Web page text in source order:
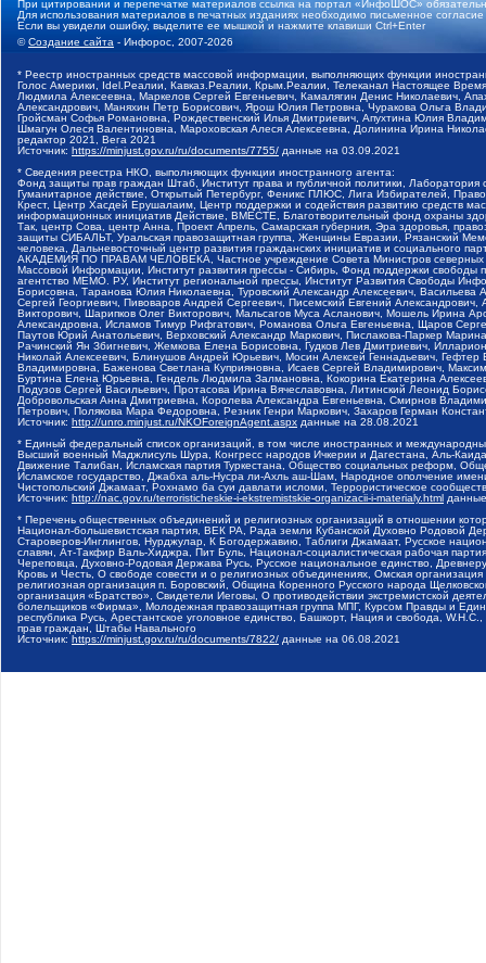
При цитировании и перепечатке материалов ссылка на портал «ИнфоШОС»
Для использования материалов в печатных изданиях необходимо письменное
Если вы увидели ошибку, выделите ее мышкой и нажмите клавиши Ctrl+Enter
©Создание сайта - Инфорос, 2007-2026
* Реестр иностранных средств массовой информации, выполняющих функции
Голос Америки, Idel.Реалии, Кавказ.Реалии, Крым.Реалии, Телеканал Настоящее
Людмила Алексеевна, Маркелов Сергей Евгеньевич, Камалягин Денис Николаевич,
Александрович, Маняхин Петр Борисович, Ярош Юлия Петровна, Чуракова Ольга
Гройсман Софья Романовна, Рождественский Илья Дмитриевич, Апухтина Юлия
Шмагун Олеся Валентиновна, Мароховская Алеся Алексеевна, Долинина Ирина
редактор 2021, Вега 2021
Источник: https://minjust.gov.ru/ru/documents/7755/ данные на 03.09.2021
* Сведения реестра НКО, выполняющих функции иностранного агента:
Фонд защиты прав граждан Штаб, Институт права и публичной политики,
Гуманитарное действие, Открытый Петербург, Феникс ПЛЮС, Лига Избирателей,
Крест, Центр Хасдей Ерушалаим, Центр поддержки и содействия развитию средств
информационных инициатив Действие, ВМЕСТЕ, Благотворительный фонд охраны
Так, центр Сова, центр Анна, Проект Апрель, Самарская губерния, Эра здоровья,
защиты СИБАЛЬТ, Уральская правозащитная группа, Женщины Евразии, Рязанский
человека, Дальневосточный центр развития гражданских инициатив и социального
АКАДЕМИЯ ПО ПРАВАМ ЧЕЛОВЕКА, Частное учреждение Совета Министров северных
Массовой Информации, Институт развития прессы - Сибирь, Фонд поддержки
агентство МЕМО. РУ, Институт региональной прессы, Институт Развития Свободы
Борисовна, Таранова Юлия Николаевна, Туровский Александр Алексеевич,
Сергей Георгиевич, Пивоваров Андрей Сергеевич, Писемский Евгений
Викторович, Шарипков Олег Викторович, Мальсагов Муса Асланович, Мошель Ирина
Александровна, Исламов Тимур Рифгатович, Романова Ольга Евгеньевна, Щаров
Паутов Юрий Анатольевич, Верховский Александр Маркович, Пислакова-Паркер
Рачинский Ян Збигневич, Жемкова Елена Борисовна, Гудков Лев Дмитриевич,
Николай Алексеевич, Блинушов Андрей Юрьевич, Мосин Алексей Геннадьевич,
Владимировна, Баженова Светлана Куприяновна, Исаев Сергей Владимирович,
Буртина Елена Юрьевна, Гендель Людмила Залмановна, Кокорина Екатерина
Подузов Сергей Васильевич, Протасова Ирина Вячеславовна, Литинский Леонид
Добровольская Анна Дмитриевна, Королева Александра Евгеньевна, Смирнов
Петрович, Полякова Мара Федоровна, Резник Генри Маркович, Захаров Герман
Источник: http://unro.minjust.ru/NKOForeignAgent.aspx данные на 28.08.2021
* Единый федеральный список организаций, в том числе иностранных и
Высший военный Маджлисуль Шура, Конгресс народов Ичкерии и Дагестана, Аль-
Движение Талибан, Исламская партия Туркестана, Общество социальных реформ,
Исламское государство, Джабха аль-Нусра ли-Ахль аш-Шам, Народное ополчение
Чистопольский Джамаат, Рохнамо ба суи давлати исломи, Террористическое
Источник: http://nac.gov.ru/terroristicheskie-i-ekstremistskie-organizacii-i-materialy.html
* Перечень общественных объединений и религиозных организаций в отношении
Национал-большевистская партия, ВЕК РА, Рада земли Кубанской Духовно Родовой
Староверов-Инглингов, Нурджулар, К Богодержавию, Таблиги Джамаат, Русское
славян, Ат-Такфир Валь-Хиджра, Пит Буль, Национал-социалистическая рабочая
Череповца, Духовно-Родовая Держава Русь, Русское национальное единство,
Кровь и Честь, О свободе совести и о религиозных объединениях, Омская
религиозная организация п. Боровский, Община Коренного Русского народа
организация «Братство», Свидетели Иеговы, О противодействии экстремистской
болельщиков «Фирма», Молодежная правозащитная группа МПГ, Курсом Правды и
республика Русь, Арестантское уголовное единство, Башкорт, Нация и свобода,
прав граждан, Штабы Навального
Источник: https://minjust.gov.ru/ru/documents/7822/ данные на 06.08.2021